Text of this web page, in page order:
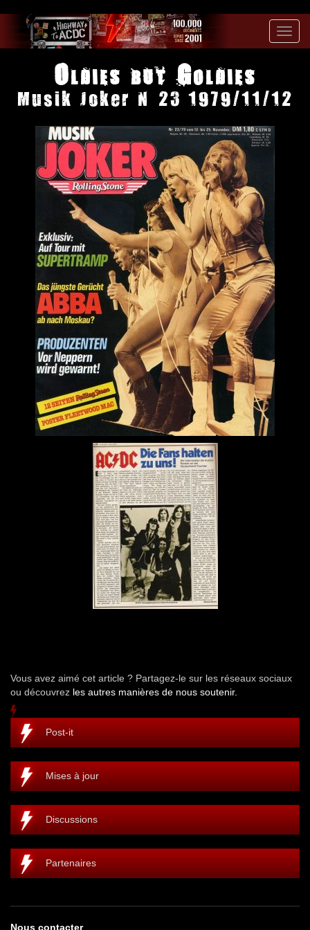
Oldies but Goldies
Musik Joker N°23 1979/11/12
Vous avez aimé cet article ? Partagez-le sur les réseaux sociaux
ou découvrez les autres manières de nous soutenir.
Post-it
Mises à jour
Discussions
Partenaires
Nous contacter